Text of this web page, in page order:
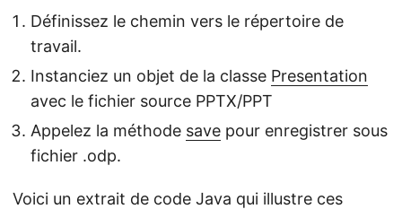
Définissez le chemin vers le répertoire de
travail.
Instanciez un objet de la classe Presentation
avec le fichier source PPTX/PPT
Appelez la méthode save pour enregistrer sous
fichier .odp.
Voici un extrait de code Java qui illustre ces